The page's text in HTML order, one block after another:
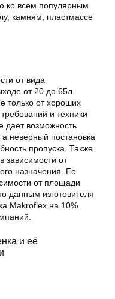
ко всем популярным
камням, пластмассе
от вида
от 20 до 65л.
только от хороших
и техники
дает возможность
неверный постановка
пропуска. Также
зависимости от
назначения. Ее
от площади
данным изготовителя
Makroflex на 10%
и её